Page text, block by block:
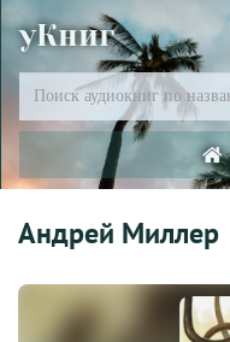
уКниг
Андрей Миллер